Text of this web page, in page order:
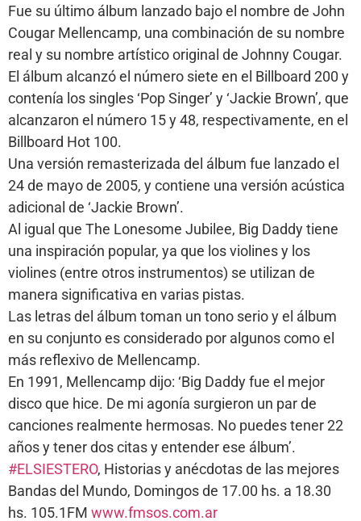
Fue su último álbum lanzado bajo el nombre de John
Cougar Mellencamp, una combinación de su nombre
real y su nombre artístico original de Johnny Cougar.
El álbum alcanzó el número siete en el Billboard 200 y
contenía los singles ‘Pop Singer’ y ‘Jackie Brown’, que
alcanzaron el número 15 y 48, respectivamente, en el
Billboard Hot 100.
Una versión remasterizada del álbum fue lanzado el
24 de mayo de 2005, y contiene una versión acústica
adicional de ‘Jackie Brown’.
Al igual que The Lonesome Jubilee, Big Daddy tiene
una inspiración popular, ya que los violines y los
violines (entre otros instrumentos) se utilizan de
manera significativa en varias pistas.
Las letras del álbum toman un tono serio y el álbum
en su conjunto es considerado por algunos como el
más reflexivo de Mellencamp.
En 1991, Mellencamp dijo: ‘Big Daddy fue el mejor
disco que hice. De mi agonía surgieron un par de
canciones realmente hermosas. No puedes tener 22
años y tener dos citas y entender ese álbum’.
#ELSIESTERO, Historias y anécdotas de las mejores
Bandas del Mundo, Domingos de 17.00 hs. a 18.30
hs. 105.1FM www.fmsos.com.ar